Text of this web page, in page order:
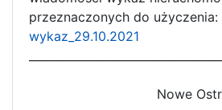
przeznaczonych do użyczenia:
wykaz_29.10.2021
Nowe